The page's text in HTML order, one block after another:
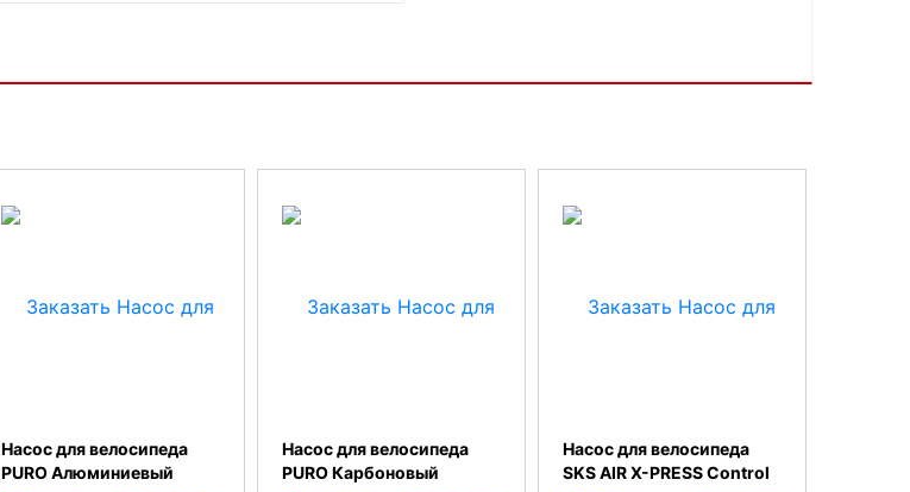
Насос для велосипеда
PURO Алюминиевый
Насос для велосипеда
PURO Карбоновый
Насос для велосипеда
SKS AIR X-PRESS Control